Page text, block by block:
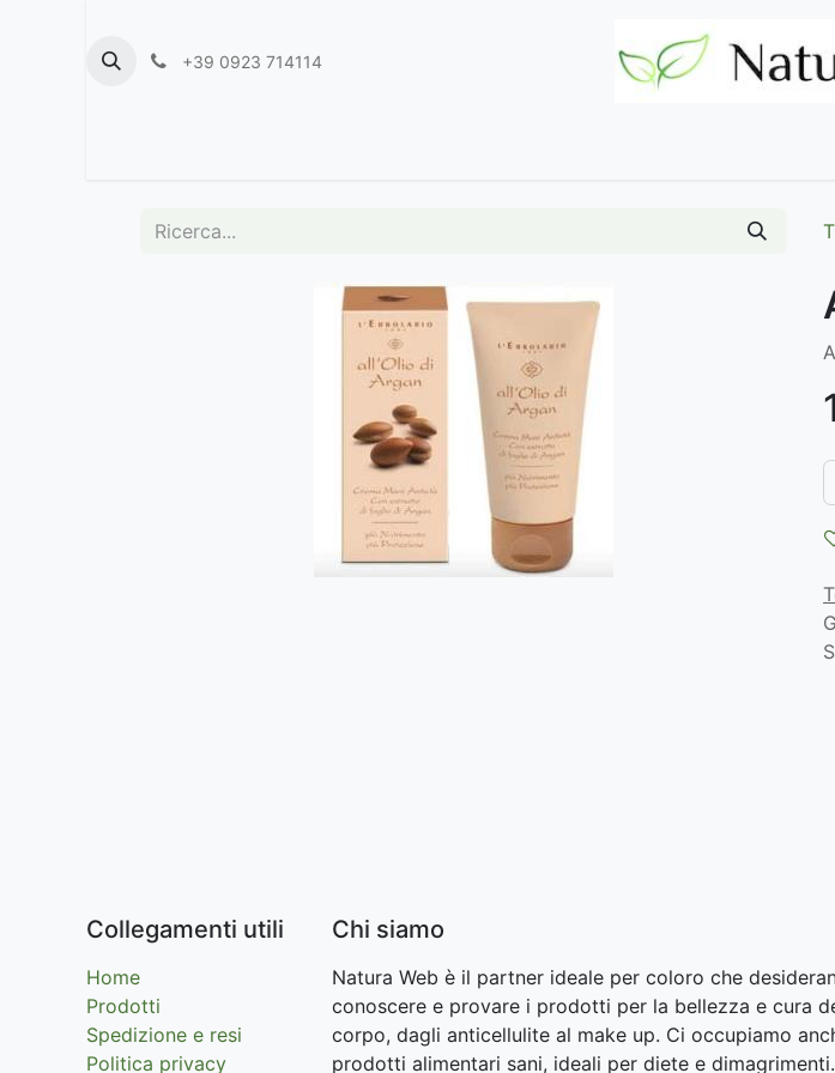
+39 0923 714114
Collegamenti utili
Home
Prodotti
Spedizione e resi
Politica privacy
Chi siamo
Natura Web è il partner ideale per coloro che
conoscere e provare i prodotti per la bellezza e cura
corpo, dagli anticellulite al make up. Ci occupiamo
prodotti alimentari sani, ideali per diete e dimagrimenti.